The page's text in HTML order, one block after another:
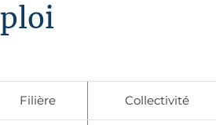
Filière Collectivité